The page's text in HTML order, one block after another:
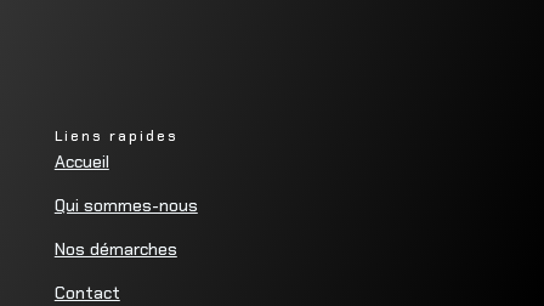
Liens rapides
Accueil
Qui sommes-nous
Nos démarches
Contact